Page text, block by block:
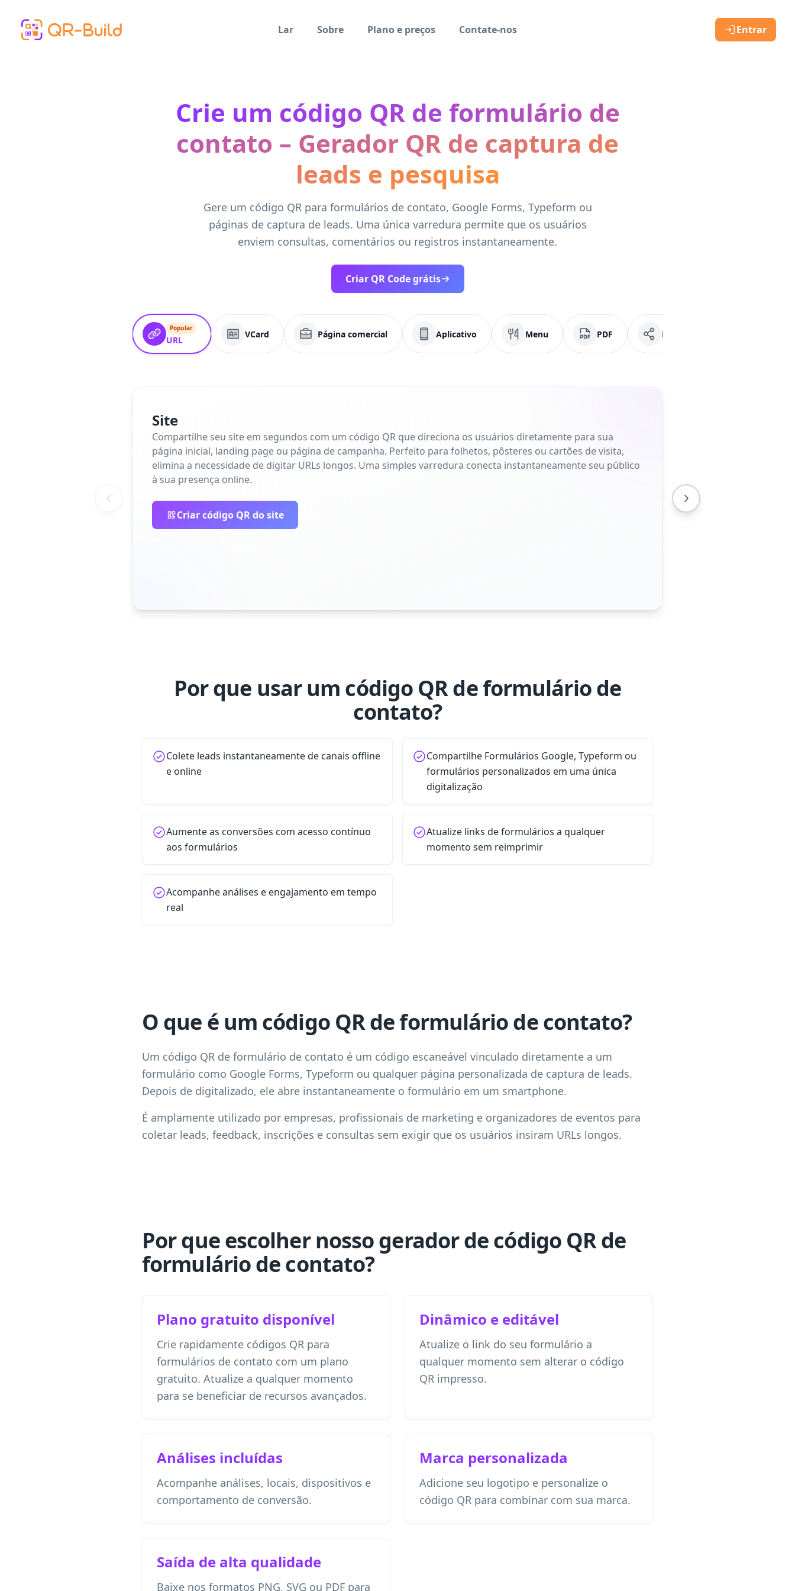
Lar
Sobre Plano e preços Contate-nos Entrar
Crie um código QR de formulário de
contato – Gerador QR de captura de
leads e pesquisa
Gere um código QR para formulários de contato, Google Forms, Typeform ou
páginas de captura de leads. Uma única varredura permite que os usuários
enviem consultas, comentários ou registros instantaneamente.
Criar QR Code grátis
Popular
URL
VCard Página comercial Aplicativo Menu PDF Mídias Sociais
Site
Compartilhe seu site em segundos com um código QR que direciona os usuários diretamente para sua
página inicial, landing page ou página de campanha. Perfeito para folhetos, pôsteres ou cartões de visita,
elimina a necessidade de digitar URLs longos. Uma simples varredura conecta instantaneamente seu público
à sua presença online.
Criar código QR do site
Por que usar um código QR de formulário de
contato?
Colete leads instantaneamente de canais offline
e online
Compartilhe Formulários Google, Typeform ou
formulários personalizados em uma única
digitalização
Aumente as conversões com acesso contínuo
aos formulários
Atualize links de formulários a qualquer
momento sem reimprimir
Acompanhe análises e engajamento em tempo
real
O que é um código QR de formulário de contato?
Um código QR de formulário de contato é um código escaneável vinculado diretamente a um
formulário como Google Forms, Typeform ou qualquer página personalizada de captura de leads.
Depois de digitalizado, ele abre instantaneamente o formulário em um smartphone.
É amplamente utilizado por empresas, profissionais de marketing e organizadores de eventos para
coletar leads, feedback, inscrições e consultas sem exigir que os usuários insiram URLs longos.
Por que escolher nosso gerador de código QR de
formulário de contato?
Plano gratuito disponível
Crie rapidamente códigos QR para
formulários de contato com um plano
gratuito. Atualize a qualquer momento
para se beneficiar de recursos avançados.
Dinâmico e editável
Atualize o link do seu formulário a
qualquer momento sem alterar o código
QR impresso.
Análises incluídas
Acompanhe análises, locais, dispositivos e
comportamento de conversão.
Marca personalizada
Adicione seu logotipo e personalize o
código QR para combinar com sua marca.
Saída de alta qualidade
Baixe nos formatos PNG, SVG ou PDF para